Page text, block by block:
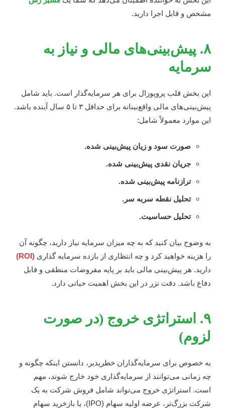
و قابل اجرا دارید.
۸. پیش‌بینی‌های مالی و نیاز به
بخش قلب پروپوزال برای هر سرمایه‌گذار است. باید شامل
پیش‌بینی‌های مالی واقع‌بینانه برای حداقل ۳ تا ۵ سال آینده باشد.
موارد معمولاً شامل:
صورت سود و زیان پیش‌بینی شده.
جریان نقدی پیش‌بینی شده.
ترازنامه پیش‌بینی شده.
تحلیل نقطه سربه سر.
تحلیل حساسیت.
وضوح بیان کنید که به چه میزان سرمایه نیاز دارید، چگونه آن
هزینه خواهید کرد و چه انتظاری از بازده سرمایه گذاری(ROI)
هر پیش‌بینی مالی باید بر پایه مفروضات منطقی و قابل
باشد. دقت نزر در این بخش اهمیت حیاتی دارد.
۹. استراتژی خروج (در صورت
خصوص برای سرمایه‌گذاران خطرپذیر، دانستن اینکه چگونه و
زمانی می‌توانند از سرمایه‌گذاری خود خارج شوند، مهم
استراتژی خروج می‌تواند شامل فروش شرکت به یک
شرکت بزرگ‌تر، عرضه اولیه سهام (IPO)، یا بازخرید سهام